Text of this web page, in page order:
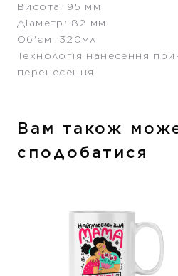
Висота: 95 мм
Діаметр: 82 мм
Об'єм: 320мл
Технологія нанесення
перенесення
Вам також
сподобатися